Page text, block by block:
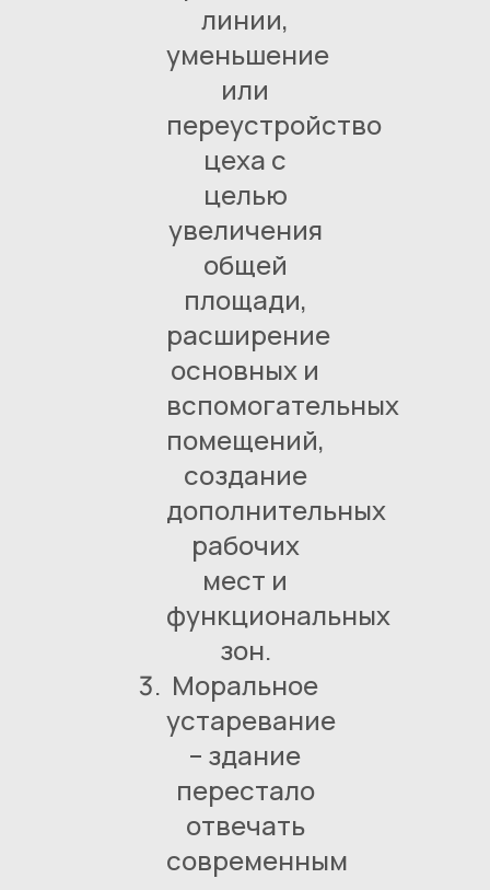
линии,
уменьшение
или
переустройство
цеха с
целью
увеличения
общей
площади,
расширение
основных и
вспомогательных
помещений,
создание
дополнительных
рабочих
мест и
функциональных
зон.
Моральное
устаревание
– здание
перестало
отвечать
современным